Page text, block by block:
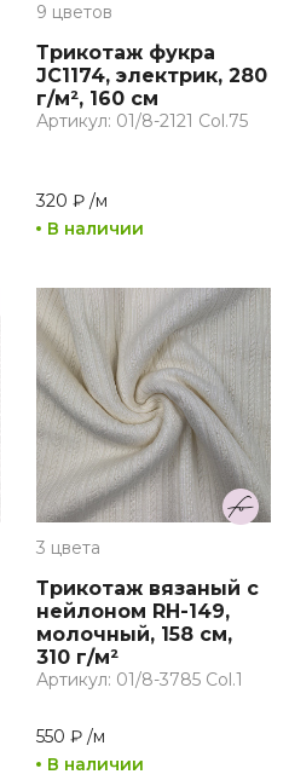
9 цветов
Трикотаж фукра
JC1174, электрик, 280
г/м², 160 см
Артикул: 01/8-2121 Col.75
320 ₽ /м
В наличии
3 цвета
Трикотаж вязаный с
нейлоном RH-149,
молочный, 158 см,
310 г/м²
Артикул: 01/8-3785 Col.1
550 ₽ /м
В наличии